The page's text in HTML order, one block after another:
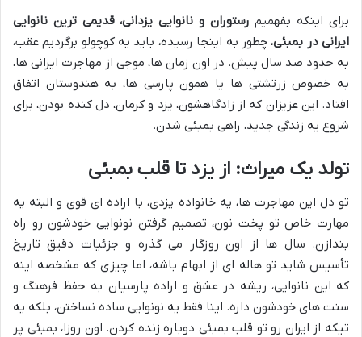
برای اینکه بفهمیم رستوران و نانوایی یزدانی، قدیمی ترین نانوایی
ایرانی در بمبئی، چطور به اینجا رسیده، باید یه کوچولو برگردیم عقب،
به حدود صد سال پیش. در اون زمان ها، موجی از مهاجرت ایرانی ها،
به خصوص زرتشتی ها یا همون پارسی ها، به هندوستان اتفاق
افتاد. این عزیزان که از زادگاهشون، یزد و کرمان، دل کنده بودن، برای
شروع یه زندگی جدید، راهی بمبئی شدن.
تولد یک میراث: از یزد تا قلب بمبئی
تو دل این مهاجرت ها، یه خانواده یزدی، با اراده ای قوی و البته یه
مهارت خاص تو پخت نون، تصمیم گرفتن نونوایی خودشون رو راه
بندازن. سال ها از اون روزگار می گذره و جزئیات دقیق تاریخ
تأسیس شاید تو هاله ای از ابهام باشه، اما چیزی که مشخصه اینه
که این نانوایی، ریشه در عشق و اراده پارسیان به حفظ فرهنگ و
سنت های خودشون داره. اینا فقط یه نونوایی ساده نساختن، بلکه یه
تیکه از ایران رو تو قلب بمبئی دوباره زنده کردن. اون روزا، بمبئی پر